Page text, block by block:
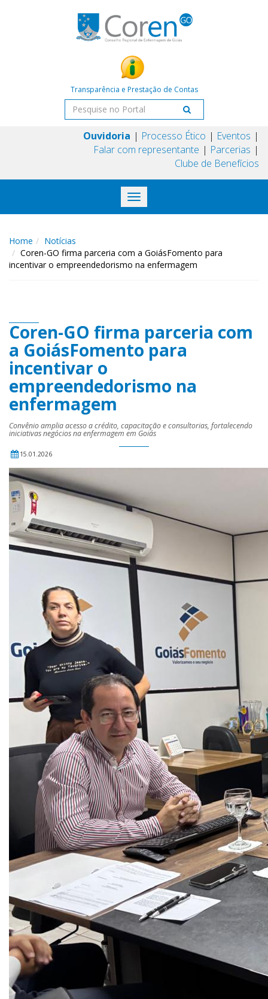
Transparência e Prestação de Contas
Ouvidoria Processo Ético
Eventos
Falar com representante
Parcerias
Clube de Benefícios
Toggle
navigation
Home
Notícias
Coren-GO firma parceria com a GoiásFomento para
incentivar o empreendedorismo na enfermagem
Coren-GO firma parceria com
a GoiásFomento para
incentivar o
empreendedorismo na
enfermagem
Convênio amplia acesso a crédito, capacitação e consultorias, fortalecendo
iniciativas negócios na enfermagem em Goiás
15.01.2026